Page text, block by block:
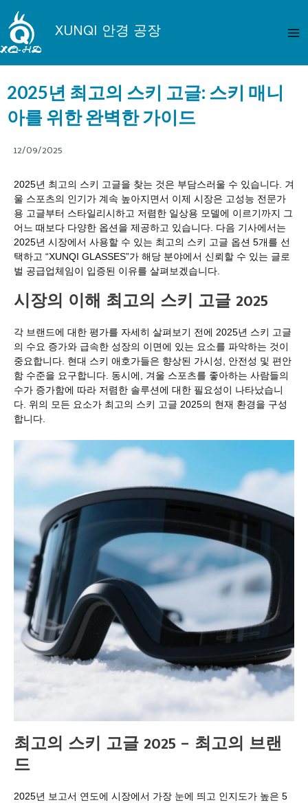
텐
츠
로
너
뛰
XUNQI 안경 공장
인
메
2025년 최고의 스키 고글: 스키 매니
아를 위한 완벽한 가이드
12/09/2025
2025년 최고의 스키 고글을 찾는 것은 부담스러울 수 있습니다. 겨
울 스포츠의 인기가 계속 높아지면서 이제 시장은 고성능 전문가
용 고글부터 스타일리시하고 저렴한 일상용 모델에 이르기까지 그
어느 때보다 다양한 옵션을 제공하고 있습니다. 다음 기사에서는
2025년 시장에서 사용할 수 있는 최고의 스키 고글 옵션 5개를 선
택하고 “XUNQI GLASSES”가 해당 분야에서 신뢰할 수 있는 글로
벌 공급업체임이 입증된 이유를 살펴보겠습니다.
시장의 이해 최고의 스키 고글 2025
각 브랜드에 대한 평가를 자세히 살펴보기 전에 2025년 스키 고글
의 수요 증가와 급속한 성장의 이면에 있는 요소를 파악하는 것이
중요합니다. 현대 스키 애호가들은 향상된 가시성, 안전성 및 편안
함 수준을 요구합니다. 동시에, 겨울 스포츠를 좋아하는 사람들의
수가 증가함에 따라 저렴한 솔루션에 대한 필요성이 나타났습니
다. 위의 모든 요소가 최고의 스키 고글 2025의 현재 환경을 구성
합니다.
최고의 스키 고글 2025 – 최고의 브랜
드
2025년 보고서 연도에 시장에서 가장 눈에 띄고 인지도가 높은 5